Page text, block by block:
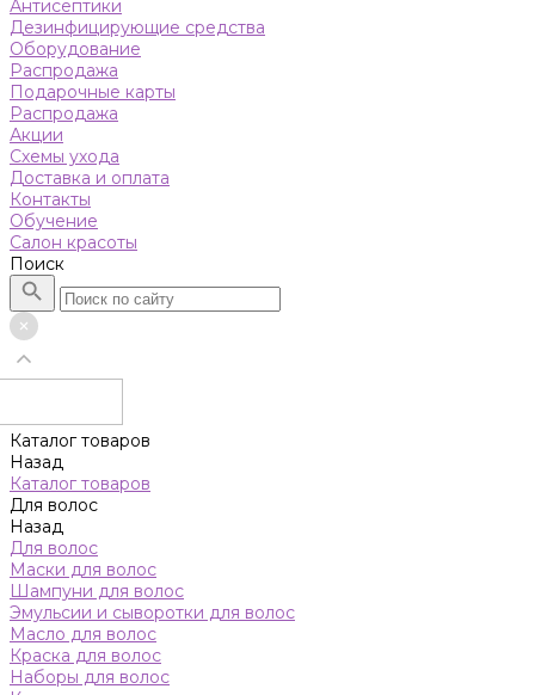
Антисептики
Дезинфицирующие средства
Оборудование
Распродажа
Подарочные карты
Распродажа
Акции
Схемы ухода
Доставка и оплата
Контакты
Обучение
Салон красоты
Поиск
Каталог товаров
Назад
Каталог товаров
Для волос
Назад
Для волос
Маски для волос
Шампуни для волос
Эмульсии и сыворотки для волос
Масло для волос
Краска для волос
Наборы для волос